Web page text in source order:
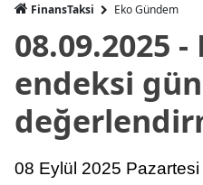
FinansTaksi Eko Gündem
08.09.2025 -
endeksi
08 Eylül 2025